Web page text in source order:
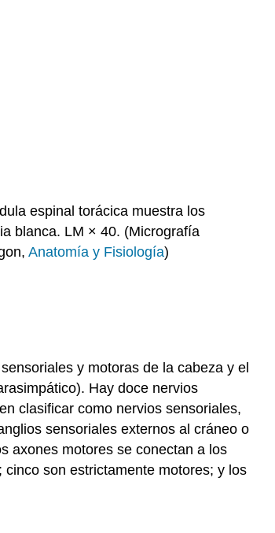
espinal torácica muestra los
blanca. LM × 40. (Micrografía
Anatomía y Fisiología)
y motoras de la cabeza y el
Hay doce nervios
clasificar como nervios sensoriales,
sensoriales externos al cráneo o
axones motores se conectan a los
son estrictamente motores; y los